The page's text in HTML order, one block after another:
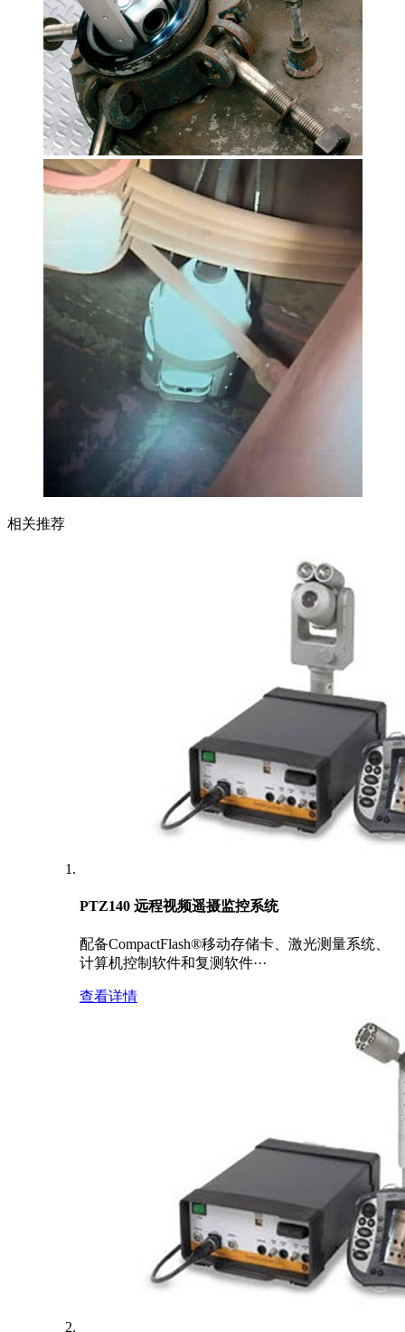
相关推荐
PTZ140 远程视频遥摄监控系统
配备CompactFlash®移动存储卡、激光测量系统、
计算机控制软件和复测软件···
查看详情